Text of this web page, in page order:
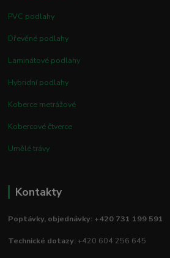
PVC podlahy
Dřevěné podlahy
Laminátové podlahy
Hybridní podlahy
Koberce metrážové
Kobercové čtverce
Umělé trávy
Kontakty
Poptávky, objednávky: +420 731 199 591
Technické dotazy:+420 604 256 645